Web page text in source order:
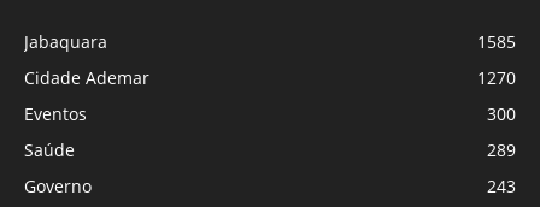
Jabaquara
1585
Cidade Ademar
1270
Eventos
300
Saúde
289
Governo
243